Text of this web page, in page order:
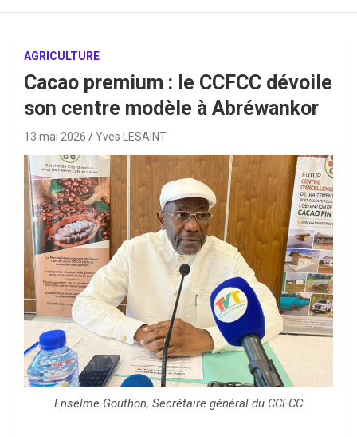
AGRICULTURE
Cacao premium : le CCFCC dévoile
son centre modèle à Abréwankor
13 mai 2026 Yves LESAINT
Enselme Gouthon, Secrétaire général du CCFCC